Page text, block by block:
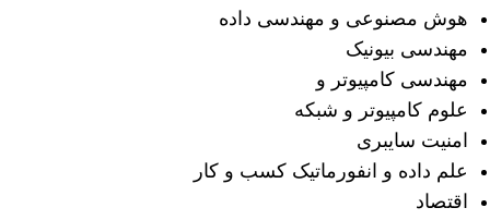
هوش مصنوعی و مهندسی داده
مهندسی بیونیک
مهندسی کامپیوتر و
علوم کامپیوتر و شبکه
امنیت سایبری
علم داده و انفورماتیک کسب و کار
اقتصاد